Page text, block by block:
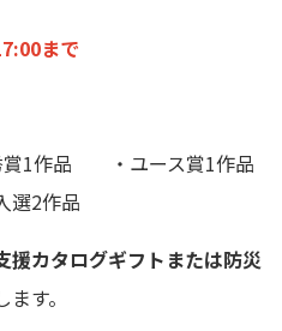
まで
1作品 ・ユース賞1作品
選2作品
援カタログギフトまたは防災
す。